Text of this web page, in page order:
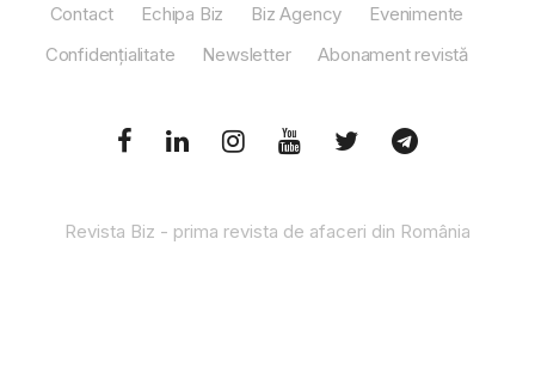
Contact Echipa Biz Biz Agency
Evenimente
Confidențialitate
Newsletter Abonament revistă
Revista Biz - prima revista de afaceri din România